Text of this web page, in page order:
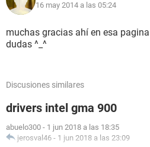
16 may 2014 a las 05:24
muchas gracias ahí en esa
dudas ^_^
Discusiones similares
drivers intel gma 900
abuelo300 - 1 jun 2018 a las 18:35
jerosval46 - 1 jun 2018 a las 23:09